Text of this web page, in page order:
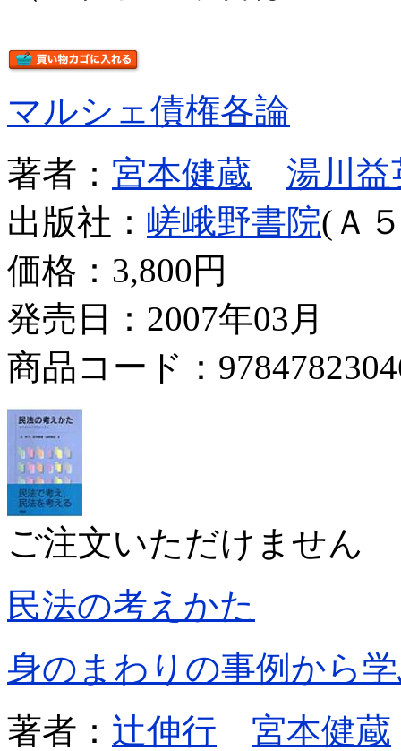
マルシェ債権各論
著者： 宮本健蔵
湯川益
出版社： 嵯峨野書院(Ａ
価格： 3,800円
発売日：2007年03月
商品コード：
ご注文いただけません
民法の考えかた
身のまわりの事例から
著者： 辻伸行
宮本健蔵